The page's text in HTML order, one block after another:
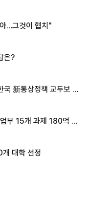
…그것이 협치"
은?
新통상정책 교두보 활
부 15개 과제 180억 지
대학 선정